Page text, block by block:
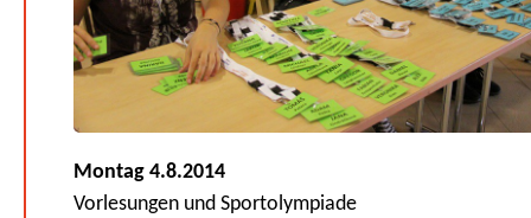
Montag 4.8.2014
Vorlesungen und Sportolympiade